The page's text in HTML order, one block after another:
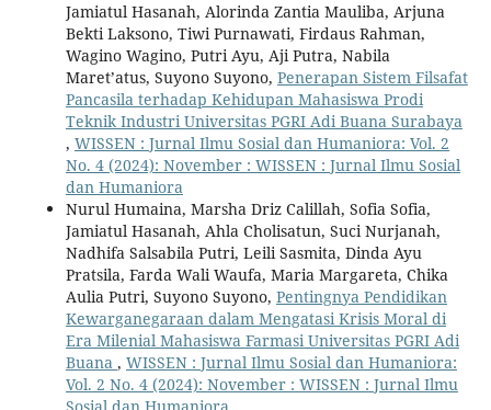
Jamiatul Hasanah, Alorinda Zantia Mauliba, Arjuna
Bekti Laksono, Tiwi Purnawati, Firdaus Rahman,
Wagino Wagino, Putri Ayu, Aji Putra, Nabila
Maret’atus, Suyono Suyono, Penerapan Sistem Filsafat
Pancasila terhadap Kehidupan Mahasiswa Prodi
Teknik Industri Universitas PGRI Adi Buana Surabaya
, WISSEN : Jurnal Ilmu Sosial dan Humaniora: Vol. 2
No. 4 (2024): November : WISSEN : Jurnal Ilmu Sosial
dan Humaniora
Nurul Humaina, Marsha Driz Calillah, Sofia Sofia,
Jamiatul Hasanah, Ahla Cholisatun, Suci Nurjanah,
Nadhifa Salsabila Putri, Leili Sasmita, Dinda Ayu
Pratsila, Farda Wali Waufa, Maria Margareta, Chika
Aulia Putri, Suyono Suyono, Pentingnya Pendidikan
Kewarganegaraan dalam Mengatasi Krisis Moral di
Era Milenial Mahasiswa Farmasi Universitas PGRI Adi
Buana , WISSEN : Jurnal Ilmu Sosial dan Humaniora:
Vol. 2 No. 4 (2024): November : WISSEN : Jurnal Ilmu